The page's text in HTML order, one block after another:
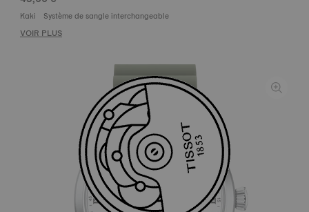
Kaki Système de sangle interchangeable
VOIR PLUS